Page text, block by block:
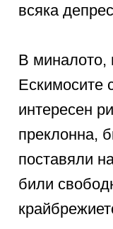
всяка
В миналото,
Ескимосите
интересен
преклонна,
поставяли
били